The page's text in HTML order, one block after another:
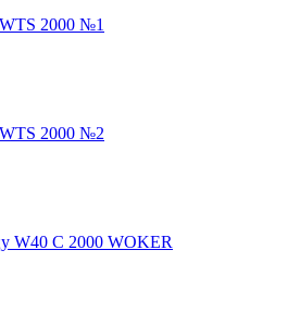
2000 №1
2000 №2
W40 С 2000 WOKER